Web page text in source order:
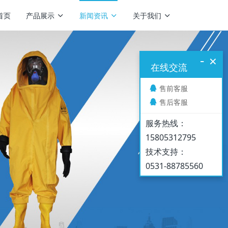
页 产品展示 新闻资讯 关于我们
×
-
在线交流
售前客服
售后客服
服务热线：
15805312795
技术支持：
0531-88785560